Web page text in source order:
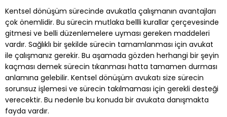
Kentsel dönüşüm sürecinde avukatla çalışmanın avantajları
çok önemlidir. Bu sürecin mutlaka bellli kurallar çerçevesinde
gitmesi ve belli düzenlemelere uyması gereken maddeleri
vardır. Sağlıklı bir şekilde sürecin tamamlanması için avukat
ile çalışmanız gerekir. Bu aşamada gözden herhangi bir şeyin
kaçması demek sürecin tıkanması hatta tamamen durması
anlamına gelebilir. Kentsel dönüşüm avukatı size sürecin
sorunsuz işlemesi ve sürecin takılmaması için gerekli desteği
verecektir. Bu nedenle bu konuda bir avukata danışmakta
fayda vardır.